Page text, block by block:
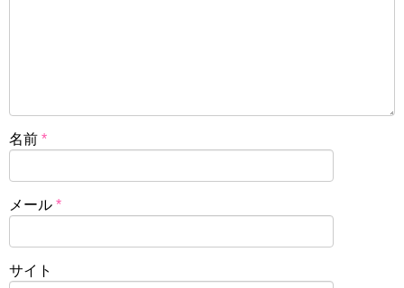
名前 *
メール *
サイト